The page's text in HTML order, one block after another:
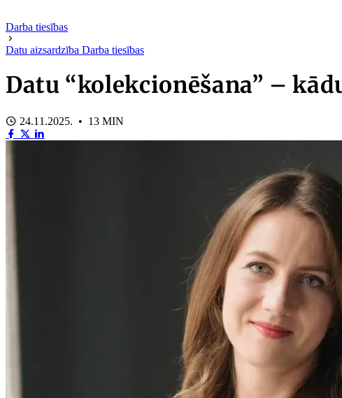
Darba tiesības
Datu aizsardzība Darba tiesības
Datu “kolekcionēšana” –
24.11.2025. • 13 MIN